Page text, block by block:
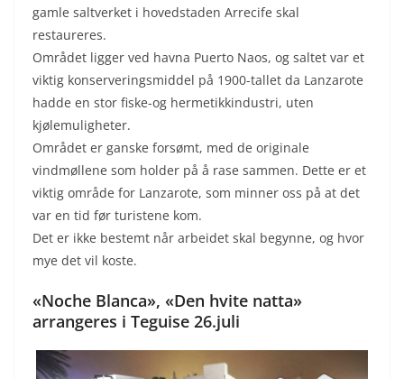
gamle saltverket i hovedstaden Arrecife skal
restaureres.
Området ligger ved havna Puerto Naos, og saltet var et
viktig konserveringsmiddel på 1900-tallet da Lanzarote
hadde en stor fiske-og hermetikkindustri, uten
kjølemuligheter.
Området er ganske forsømt, med de originale
vindmøllene som holder på å rase sammen. Dette er et
viktig område for Lanzarote, som minner oss på at det
var en tid før turistene kom.
Det er ikke bestemt når arbeidet skal begynne, og hvor
mye det vil koste.
«Noche Blanca», «Den hvite natta»
arrangeres i Teguise 26.juli